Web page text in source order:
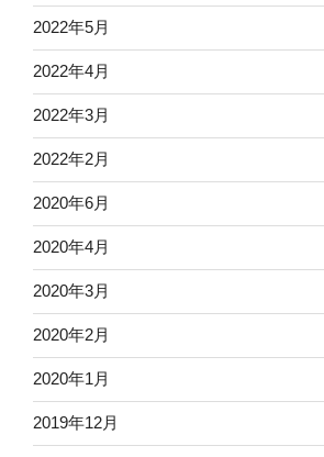
2022年5月
2022年4月
2022年3月
2022年2月
2020年6月
2020年4月
2020年3月
2020年2月
2020年1月
2019年12月